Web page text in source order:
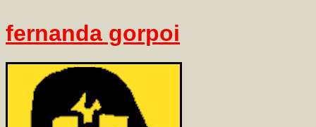
fernanda gorpoi